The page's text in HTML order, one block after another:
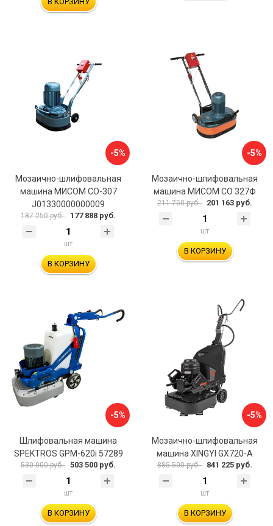
-5%
Мозаично-шлифовальная
машина МИСОМ СО-307
J01330000000009
187 250 руб. 177 888 руб.
шт
В КОРЗИНУ
-5%
Мозаично-шлифовальная
машина МИСОМ СО 327Ф
211 750 руб. 201 163 руб.
шт
В КОРЗИНУ
-5%
Шлифовальная машина
SPEKTROS GPM-620i 57289
530 000 руб. 503 500 руб.
шт
В КОРЗИНУ
-5%
Мозаично-шлифовальная
машина XINGYI GX720-A
885 500 руб. 841 225 руб.
шт
В КОРЗИНУ